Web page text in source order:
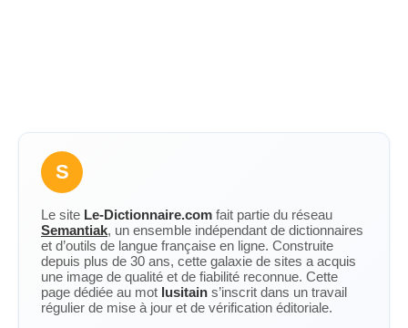
S
Le site Le-Dictionnaire.com fait partie du réseau
Semantiak, un ensemble indépendant de dictionnaires
et d’outils de langue française en ligne. Construite
depuis plus de 30 ans, cette galaxie de sites a acquis
une image de qualité et de fiabilité reconnue. Cette
page dédiée au mot lusitain s’inscrit dans un travail
régulier de mise à jour et de vérification éditoriale.